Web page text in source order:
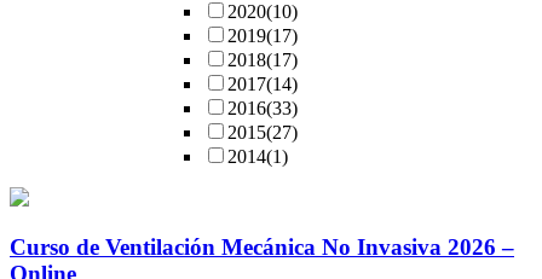
2020(10)
2019(17)
2018(17)
2017(14)
2016(33)
2015(27)
2014(1)
Curso de Ventilación Mecánica No Invasiva 2026 –
Online